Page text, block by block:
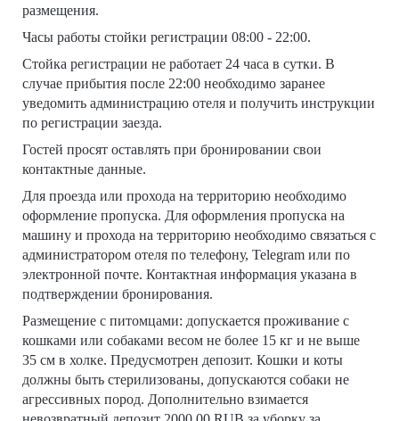
размещения.
Часы работы стойки регистрации 08:00 - 22:00.
Стойка регистрации не работает 24 часа в сутки. В
случае прибытия после 22:00 необходимо заранее
уведомить администрацию отеля и получить инструкции
по регистрации заезда.
Гостей просят оставлять при бронировании свои
контактные данные.
Для проезда или прохода на территорию необходимо
оформление пропуска. Для оформления пропуска на
машину и прохода на территорию необходимо связаться с
администратором отеля по телефону, Telegram или по
электронной почте. Контактная информация указана в
подтверждении бронирования.
Размещение с питомцами: допускается проживание с
кошками или собаками весом не более 15 кг и не выше
35 см в холке. Предусмотрен депозит. Кошки и коты
должны быть стерилизованы, допускаются собаки не
агрессивных пород. Дополнительно взимается